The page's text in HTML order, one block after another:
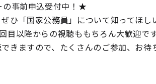
の事前申込受付中！★
ひ「国家公務員」について知ってほ
目以降からの視聴ももちろん大歓迎です
きますので、たくさんのご参加、お待